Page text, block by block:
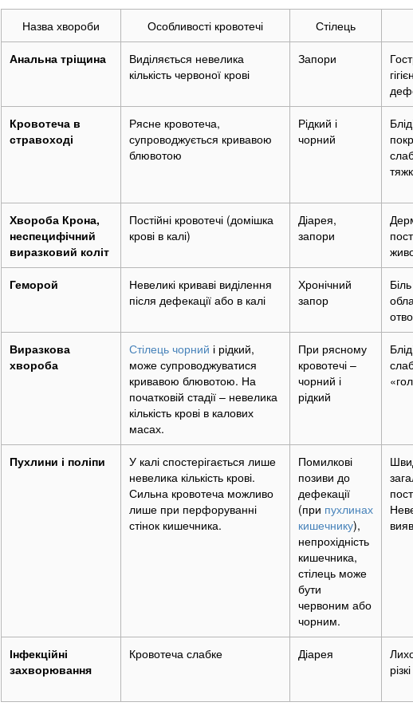
Назва хвороби Особливості кровотечі Стілець
Анальна тріщина
Виділяється невелика
кількість червоної крові
Запори
Кровотеча в
стравоході
Рясне кровотеча,
супроводжується кривавою
блювотою
Рідкий і
чорний
Хвороба Крона,
неспецифічний
виразковий коліт
Постійні кровотечі (домішка
крові в калі)
Діарея,
запори
Геморой
Невеликі криваві виділення
після дефекації або в калі
Хронічний
запор
Виразкова
хвороба
Стілець чорний і рідкий,
може супроводжуватися
кривавою блювотою. На
початковій стадії – невелика
кількість крові в калових
масах.
При рясному
кровотечі –
чорний і
рідкий
Пухлини і поліпи
У калі спостерігається лише
невелика кількість крові.
Сильна кровотеча можливо
лише при перфоруванні
стінок кишечника.
Помилкові
позиви до
дефекації
(при пухлинах
кишечнику),
непрохідність
кишечника,
стілець може
бути
червоним або
чорним.
Інфекційні
захворювання
Кровотеча слабке Діарея